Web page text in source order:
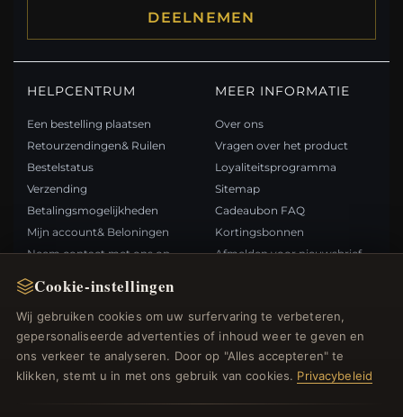
Cookie-instellingen
Wij gebruiken cookies om uw surfervaring te verbeteren,
gepersonaliseerde advertenties of inhoud weer te geven en
ons verkeer te analyseren. Door op "Alles accepteren" te
klikken, stemt u in met ons gebruik van cookies. Privacybeleid
DEELNEMEN
HELPCENTRUM
Een bestelling plaatsen
Retourzendingen& Ruilen
Bestelstatus
Verzending
Betalingsmogelijkheden
Mijn account& Beloningen
Neem contact met ons op
MEER INFORMATIE
Over ons
Vragen over het product
Loyaliteitsprogramma
Sitemap
Cadeaubon FAQ
Kortingsbonnen
Afmelden voor nieuwsbrief
Nieuwe producten
Specials
Blog
Beoordelingen
BETAALMETHODEN